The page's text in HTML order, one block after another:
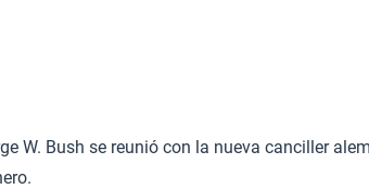
W. Bush se reunió con la nueva canciller